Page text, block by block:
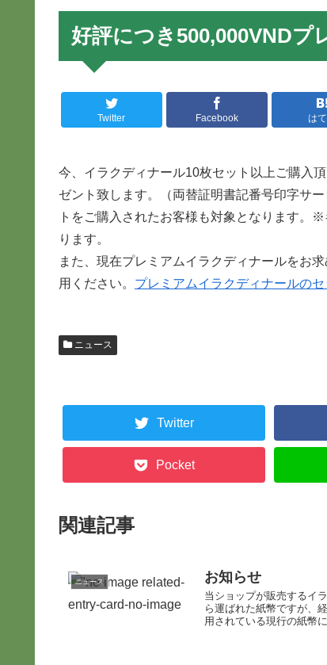
好評につき500,000VND
Twitter Facebook は
今、イラクディナール10枚セット以上ご購入
ゼント致します。（両替証明書記番号印字サ
トをご購入されたお客様も対象となります。
ります。
また、現在プレミアムイラクディナールをお
用ください。 プレミアムイラクディナールの
ニュース
Twitter
Pocket
関連記事
ニュース お知らせ
当ショップが販売するイ
ら運ばれた紙幣ですが、
用されている現行の紙幣